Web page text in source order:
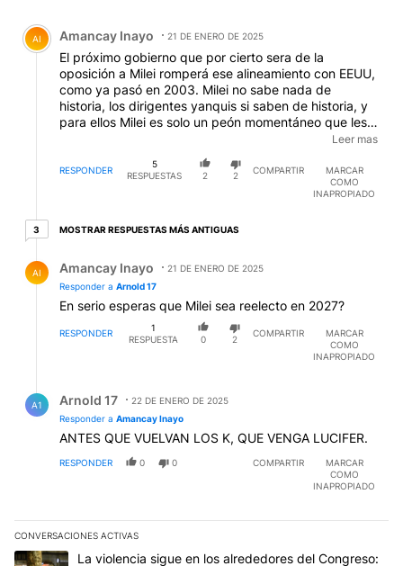
Comentario de Amancay Inayo.
AI Amancay Inayo 21 DE ENERO DE 2025
El próximo gobierno que por cierto sera de la
oposición a Milei romperá ese alineamiento con EEUU,
como ya pasó en 2003. Milei no sabe nada de
historia, los dirigentes yanquis si saben de historia, y
para ellos Milei es solo un peón momentáneo que les
ayudará a sacar beneficios y después lo descartarán.
Los republicanos yanquis no tienen amigos, solo
tienen intereses, basta mirar el trato que le dan a sus
vecinos canadienses y mexicanos y a los daneses.
Leer mas
RESPONDER
5
RESPUESTAS
2 2
COMPARTIR
MARCAR
COMO
INAPROPIADO
33 respuestas más antiguas
MOSTRAR RESPUESTAS MÁS ANTIGUAS
AI Amancay Inayo
21 DE ENERO DE 2025
Responder a Arnold 17
En serio esperas que Milei sea reelecto en 2027?
RESPONDER
1
RESPUESTA
0 2
COMPARTIR
MARCAR
COMO
INAPROPIADO
A1 Arnold 17
22 DE ENERO DE 2025
Responder a Amancay Inayo
ANTES QUE VUELVAN LOS K, QUE VENGA LUCIFER.
RESPONDER 0 0 COMPARTIR
MARCAR
COMO
INAPROPIADO
CONVERSACIONES ACTIVAS
Este listado muestra los artículos con más comentarios en los
Un artículo de tendencia con el título "La violencia sigue en los
La violencia sigue en los alrededores del Congreso: